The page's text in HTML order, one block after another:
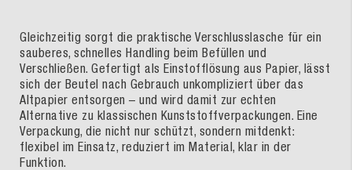
Gleichzeitig sorgt die praktische Verschlusslasche für ein
sauberes, schnelles Handling beim Befüllen und
Verschließen. Gefertigt als Einstofflösung aus Papier, lässt
sich der Beutel nach Gebrauch unkompliziert über das
Altpapier entsorgen – und wird damit zur echten
Alternative zu klassischen Kunststoffverpackungen. Eine
Verpackung, die nicht nur schützt, sondern mitdenkt:
flexibel im Einsatz, reduziert im Material, klar in der
Funktion.